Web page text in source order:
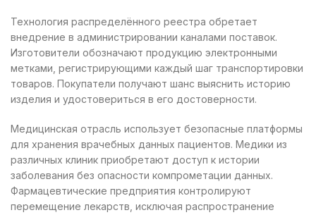
Технология распределённого реестра обретает
внедрение в администрировании каналами поставок.
Изготовители обозначают продукцию электронными
метками, регистрирующими каждый шаг транспортировки
товаров. Покупатели получают шанс выяснить историю
изделия и удостовериться в его достоверности.
Медицинская отрасль использует безопасные платформы
для хранения врачебных данных пациентов. Медики из
различных клиник приобретают доступ к истории
заболевания без опасности компрометации данных.
Фармацевтические предприятия контролируют
перемещение лекарств, исключая распространение